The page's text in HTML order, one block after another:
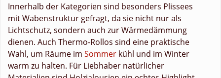
Innerhalb der Kategorien sind besonders Plissees
mit Wabenstruktur gefragt, da sie nicht nur als
Lichtschutz, sondern auch zur Wärmedämmung
dienen. Auch Thermo-Rollos sind eine praktische
Wahl, um Räume im Sommer kühl und im Winter
warm zu halten. Für Liebhaber natürlicher